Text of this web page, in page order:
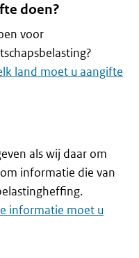
doen?
voor
land moet u aangifte
als wij daar om
informatie die van
informatie moet u